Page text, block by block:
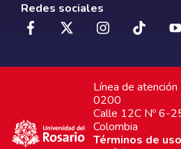
Redes sociales
Línea de
0200
Calle 12C Nº 6-
Colombia
Términos de uso